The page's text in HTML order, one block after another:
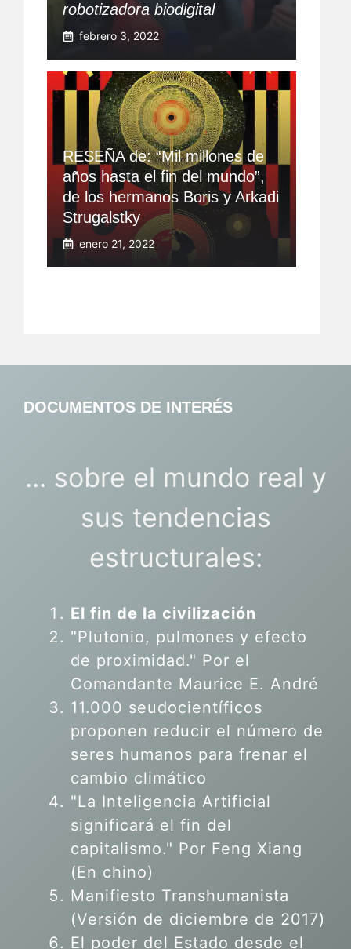
robotizadora biodigital
febrero 3, 2022
RESEÑA de: “Mil millones de
años hasta el fin del mundo”,
de los hermanos Boris y Arkadi
Strugalstky
enero 21, 2022
DOCUMENTOS DE INTERÉS
... sobre el mundo real y
sus tendencias
estructurales:
El fin de la civilización
"Plutonio, pulmones y efecto
de proximidad." Por el
Comandante Maurice E. André
11.000 seudocientíficos
proponen reducir el número de
seres humanos para frenar el
cambio climático
"La Inteligencia Artificial
significará el fin del
capitalismo." Por Feng Xiang
(En chino)
Manifiesto Transhumanista
(Versión de diciembre de 2017)
El poder del Estado desde el